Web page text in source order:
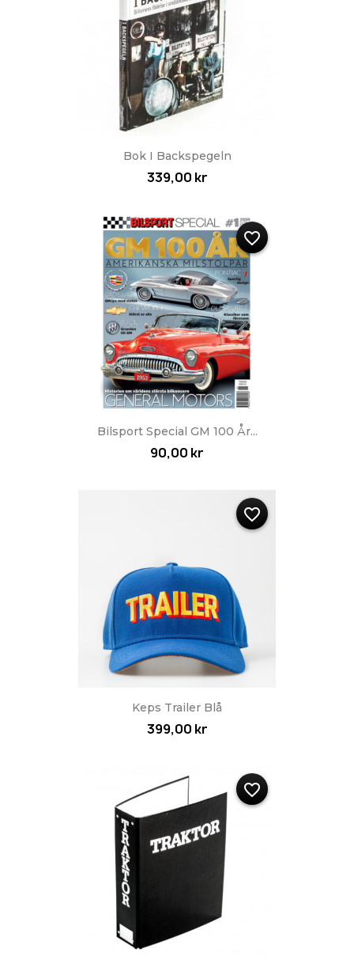
Bok I Backspegeln
339,00 kr
Bilsport Special GM 100 År...
90,00 kr
favorite_border
Keps Trailer Blå
399,00 kr
favorite_border
favorite_border